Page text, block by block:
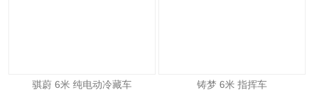
骐蔚 6米 纯电动冷藏车
铸梦 6米 指挥车